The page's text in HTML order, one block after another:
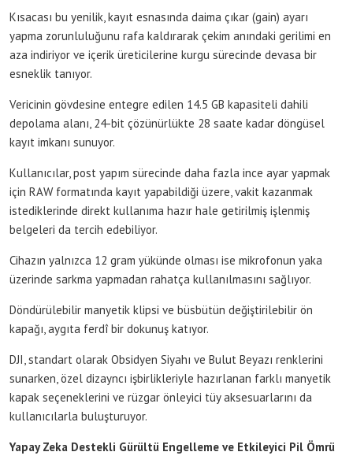
Kısacası bu yenilik, kayıt esnasında daima çıkar (gain) ayarı
yapma zorunluluğunu rafa kaldırarak çekim anındaki gerilimi en
aza indiriyor ve içerik üreticilerine kurgu sürecinde devasa bir
esneklik tanıyor.
Vericinin gövdesine entegre edilen 14.5 GB kapasiteli dahili
depolama alanı, 24-bit çözünürlükte 28 saate kadar döngüsel
kayıt imkanı sunuyor.
Kullanıcılar, post yapım sürecinde daha fazla ince ayar yapmak
için RAW formatında kayıt yapabildiği üzere, vakit kazanmak
istediklerinde direkt kullanıma hazır hale getirilmiş işlenmiş
belgeleri da tercih edebiliyor.
Cihazın yalnızca 12 gram yükünde olması ise mikrofonun yaka
üzerinde sarkma yapmadan rahatça kullanılmasını sağlıyor.
Döndürülebilir manyetik klipsi ve büsbütün değiştirilebilir ön
kapağı, aygıta ferdî bir dokunuş katıyor.
DJI, standart olarak Obsidyen Siyahı ve Bulut Beyazı renklerini
sunarken, özel dizayncı işbirlikleriyle hazırlanan farklı manyetik
kapak seçeneklerini ve rüzgar önleyici tüy aksesuarlarını da
kullanıcılarla buluşturuyor.
Yapay Zeka Destekli Gürültü Engelleme ve Etkileyici Pil Ömrü